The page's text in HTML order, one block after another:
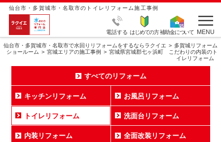
仙台市・多賀城市・名取市のトイレリフォーム施工事例
電話する はじめての方補助金について MENU
仙台市・多賀城市・名取市で水回りリフォームをするならラクイエ
多賀城リフォーム
ショールーム
宮城エリアの施工事例
宮城県宮城郡七ヶ浜町 こだわりの内装のト
イレリフォーム
すべてのリフォーム
キッチンリフォーム お風呂リフォーム
トイレリフォーム 洗面台リフォーム
内装リフォーム 全面改装リフォーム